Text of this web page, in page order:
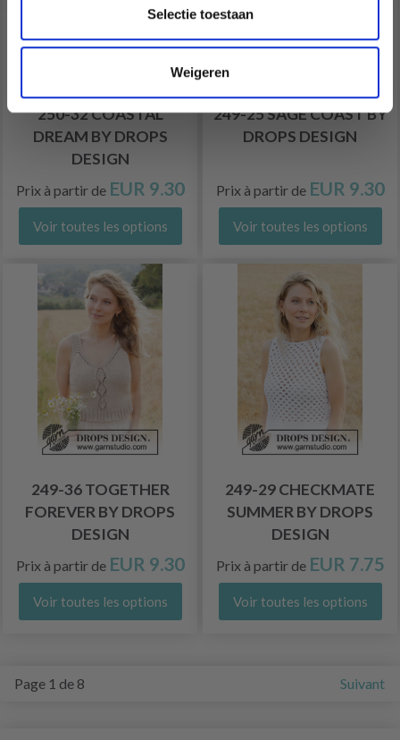
Selectie toestaan
Weigeren
250-32 COASTAL
DREAM BY DROPS
DESIGN
Prix à partir de EUR 9.30
Voir toutes les options
249-25 SAGE COAST BY
DROPS DESIGN
Prix à partir de EUR 9.30
Voir toutes les options
249-36 TOGETHER
FOREVER BY DROPS
DESIGN
Prix à partir de EUR 9.30
Voir toutes les options
249-29 CHECKMATE
SUMMER BY DROPS
DESIGN
Prix à partir de EUR 7.75
Voir toutes les options
Page 1 de 8 Suivant